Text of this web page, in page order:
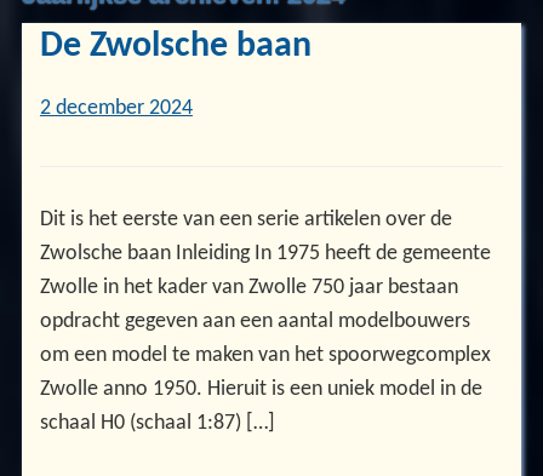
De Zwolsche baan
2 december 2024
Dit is het eerste van een serie artikelen over de
Zwolsche baan Inleiding In 1975 heeft de gemeente
Zwolle in het kader van Zwolle 750 jaar bestaan
opdracht gegeven aan een aantal modelbouwers
om een model te maken van het spoorwegcomplex
Zwolle anno 1950. Hieruit is een uniek model in de
schaal H0 (schaal 1:87) […]